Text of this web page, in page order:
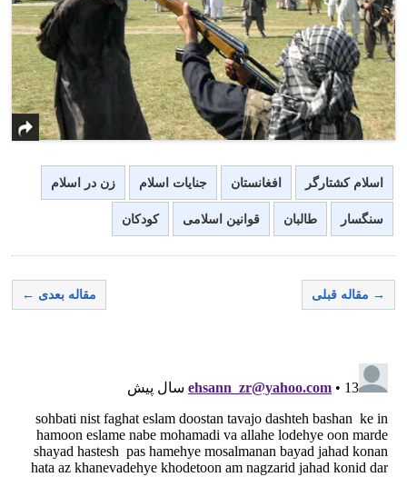
اسلام کشتارگر افغانستان جنایات اسلام زن در اسلام
سنگسار طالبان قوانین اسلامی کودکان
→ مقاله قبلی مقاله بعدی ←